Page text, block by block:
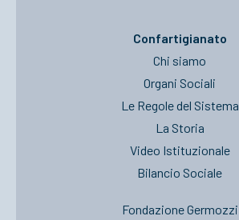
Confartigianato
Chi siamo
Organi Sociali
Le Regole del Sistema
La Storia
Video Istituzionale
Bilancio Sociale
Fondazione Germozzi